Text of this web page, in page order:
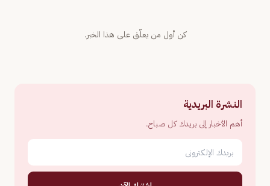
كن أول من يعلّق على هذا الخبر.
النشرة البريدية
أهم الأخبار إلى بريدك كل صباح.